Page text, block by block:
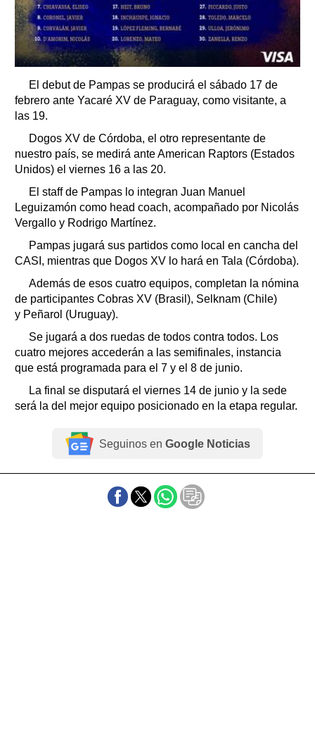
El debut de Pampas se producirá el sábado 17 de
febrero ante Yacaré XV de Paraguay, como visitante, a
las 19.
Dogos XV de Córdoba, el otro representante de
nuestro país, se medirá ante American Raptors (Estados
Unidos) el viernes 16 a las 20.
El staff de Pampas lo integran Juan Manuel
Leguizamón como head coach, acompañado por Nicolás
Vergallo y Rodrigo Martínez.
Pampas jugará sus partidos como local en cancha del
CASI, mientras que Dogos XV lo hará en Tala (Córdoba).
Además de esos cuatro equipos, completan la nómina
de participantes Cobras XV (Brasil), Selknam (Chile)
y Peñarol (Uruguay).
Se jugará a dos ruedas de todos contra todos. Los
cuatro mejores accederán a las semifinales, instancia
que está programada para el 7 y el 8 de junio.
La final se disputará el viernes 14 de junio y la sede
será la del mejor equipo posicionado en la etapa regular.
Seguinos en Google Noticias